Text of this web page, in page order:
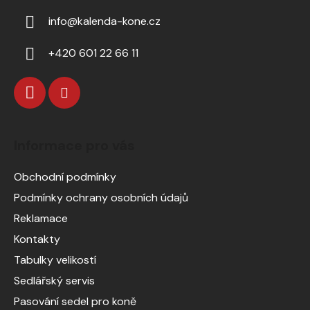
info@kalenda-kone.cz
+420 601 22 66 11
Obchodní podmínky
Podmínky ochrany osobních údajů
Reklamace
Kontakty
Tabulky velikostí
Sedlářský servis
Pasování sedel pro koně